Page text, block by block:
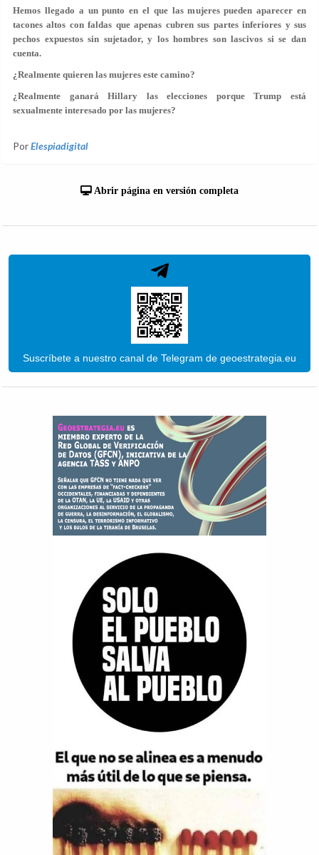
Hemos llegado a un punto en el que las mujeres pueden aparecer en
tacones altos con faldas que apenas cubren sus partes inferiores y sus
pechos expuestos sin sujetador, y los hombres son lascivos si se dan
cuenta.
¿Realmente quieren las mujeres este camino?
¿Realmente ganará Hillary las elecciones porque Trump está
sexualmente interesado por las mujeres?
PorElespiadigital
Abrir página en versión completa
Suscríbete a nuestro canal de Telegram de geoestrategia.eu